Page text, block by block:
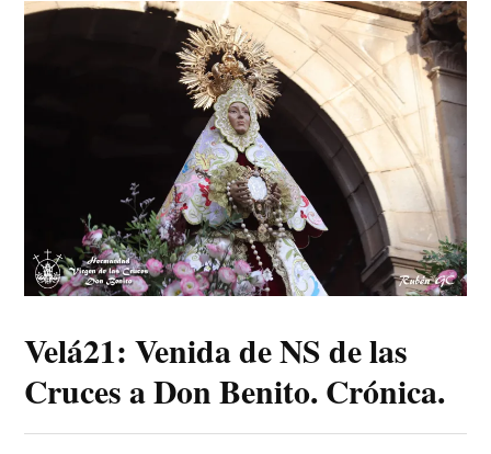
Velá21: Venida de NS de las
Cruces a Don Benito. Crónica.